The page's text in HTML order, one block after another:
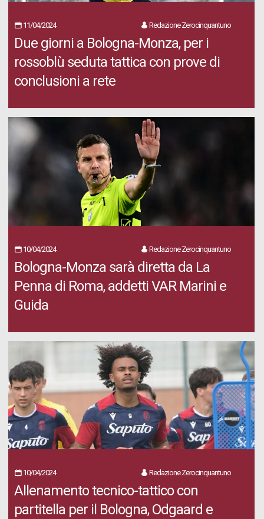
11/04/2024 Redazione Zerocinquantuno
Due giorni a Bologna-Monza, per i
rossoblù seduta tattica con prove di
conclusioni a rete
10/04/2024 Redazione Zerocinquantuno
Bologna-Monza sarà diretta da La
Penna di Roma, addetti VAR Marini e
Guida
10/04/2024 Redazione Zerocinquantuno
Allenamento tecnico-tattico con
partitella per il Bologna, Odgaard e